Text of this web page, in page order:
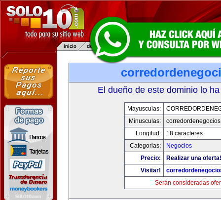
El dueño de este dominio lo
Mayusculas:
Minusculas:
Longitud:
18 caracteres
Categorias:
Negocios
Precio:
Realizar una oferta!
Visitar!
Serán consideradas